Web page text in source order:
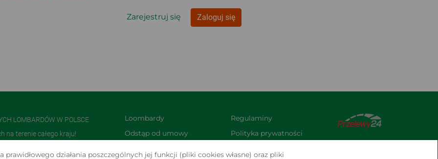
Zarejestruj się Zaloguj się
LOMBARDÓW W POLSCE
na terenie całego kraju!
Loombardy
Odstąp od umowy
Regulaminy
Polityka prywatności
działania poszczególnych jej funkcji (pliki cookies własne) oraz pliki